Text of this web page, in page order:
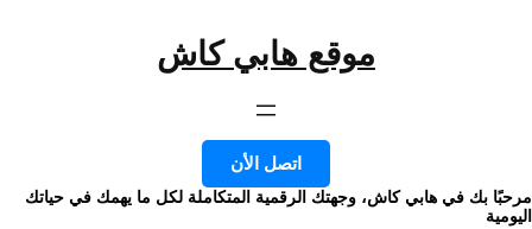
موقع هابي كاش
اتصل الأن
بك في هابي كاش، وجهتك الرقمية المتكاملة لكل ما يهمك في حياتك